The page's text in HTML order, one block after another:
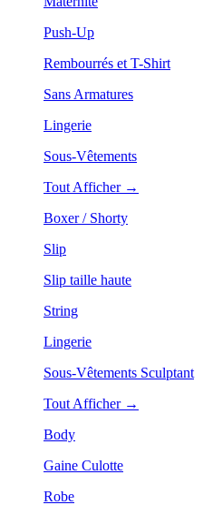
Push-Up
Rembourrés et T-Shirt
Sans Armatures
Lingerie
Sous-Vêtements
Tout Afficher →
Boxer / Shorty
Slip
Slip taille haute
String
Lingerie
Sous-Vêtements Sculptant
Tout Afficher →
Body
Gaine Culotte
Robe